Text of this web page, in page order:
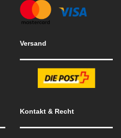
Versand
Kontakt & Recht